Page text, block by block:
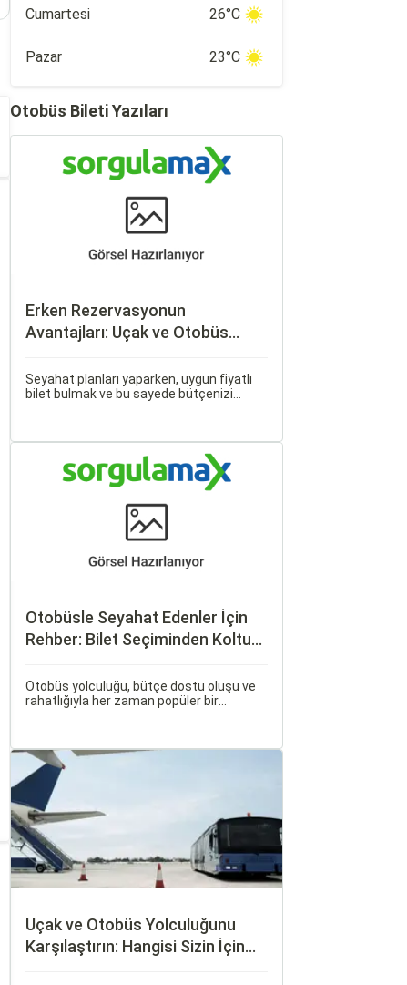
Cumartesi 26°C
Pazar 23°C
Otobüs Bileti Yazıları
Erken Rezervasyonun
Avantajları: Uçak ve Otobüs
Seyahat planları yaparken, uygun fiyatlı
bilet bulmak ve bu sayede bütçenizi
aynı zamanda daha kaliteli bir seyahat
deneyimi yaşamanızı sağlar.
Otobüsle Seyahat Edenler İçin
Rehber: Bilet Seçiminden Koltuk
Otobüs yolculuğu, bütçe dostu oluşu ve
rahatlığıyla her zaman popüler bir
püf noktası bulunuyor.
Uçak ve Otobüs Yolculuğunu
Karşılaştırın: Hangisi Sizin İçin